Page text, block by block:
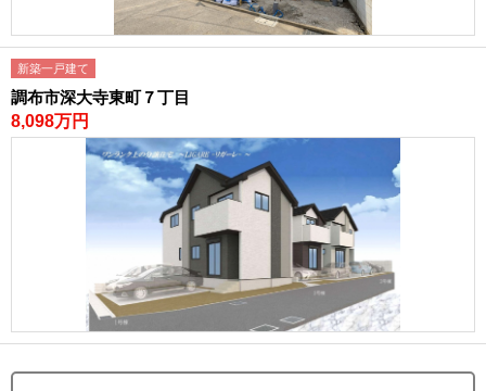
新築一戸建て
調布市深大寺東町７丁目
8,098万円